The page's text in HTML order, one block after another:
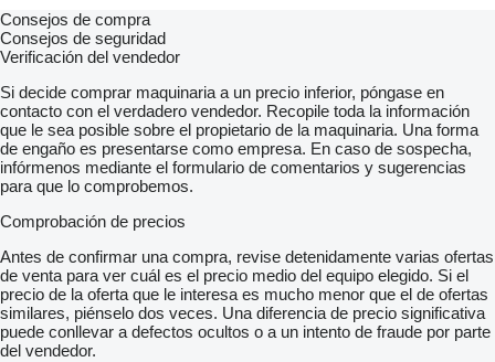
294/1 500 ~ 3 000
Електросистема Акумулятор 12В-100Aч
Генератор 12В - 90A
Стартер 12В - 2.2кВт
Повітряний фільтр Cухой паперовий елемент
зчеплення
Тип Сухе однодискове, з гідравлічним приводом
Трансмісія
Модель ЄВРО 4 (Євро 5) M3S5
Тип Механічна, 5-тиступеневою
Передавальні відносини 1; 2; 3; 4; 5; 6-я передача 5.181;
2.865; 1.593; 1.000; 0.739;
Задня передача 5.181
Шини
Передні / задні Односхилі / Двосхилі, 205 / 65R16-8PR
Рульове управління
Рульова колонка Регульована телескопічна
Гальмівна система
Робоча Двоконтурна, гідравлічна з вакуумним
Consejos de compra
Consejos de seguridad
Verificación del vendedor
Si decide comprar maquinaria a un precio inferior, póngase en
contacto con el verdadero vendedor. Recopile toda la información
que le sea posible sobre el propietario de la maquinaria. Una forma
de engaño es presentarse como empresa. En caso de sospecha,
infórmenos mediante el formulario de comentarios y sugerencias
para que lo comprobemos.
Comprobación de precios
Antes de confirmar una compra, revise detenidamente varias ofertas
de venta para ver cuál es el precio medio del equipo elegido. Si el
precio de la oferta que le interesa es mucho menor que el de ofertas
similares, piénselo dos veces. Una diferencia de precio significativa
puede conllevar a defectos ocultos o a un intento de fraude por parte
del vendedor.